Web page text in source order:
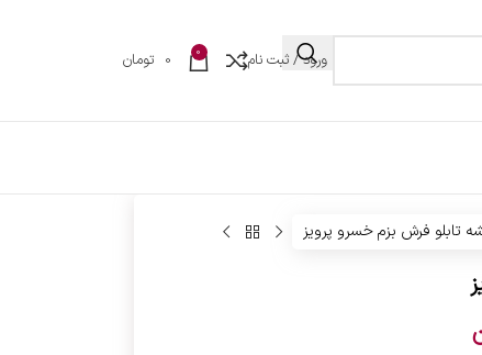
ورود / ثبت نام 0
0 تومان
تابلو فرش بزم خسرو پرویز